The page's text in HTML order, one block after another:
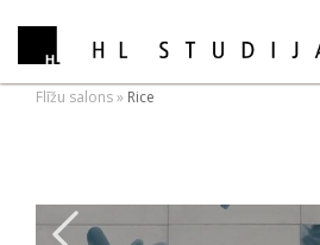
Flīžu salons» Rice